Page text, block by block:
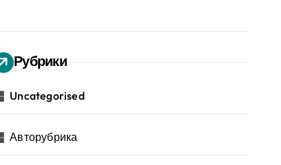
Рубрики
Uncategorised
Авторубрика